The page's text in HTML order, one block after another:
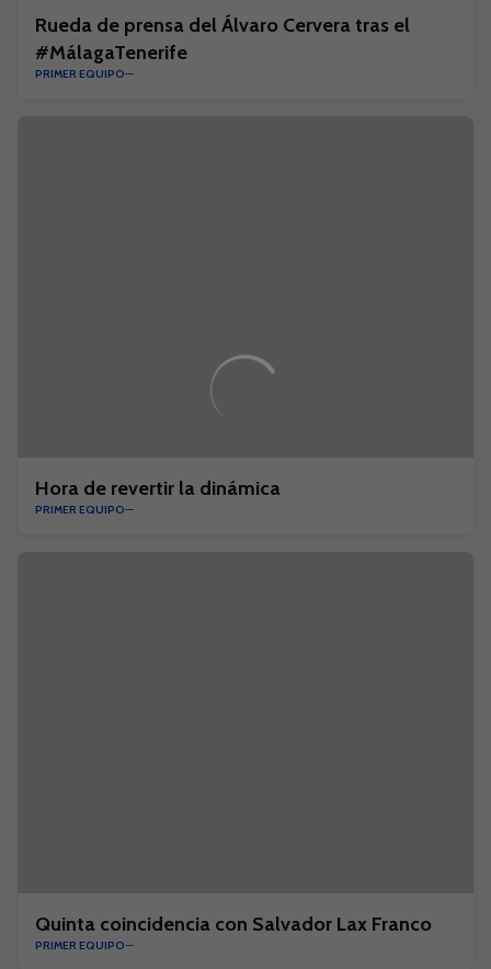
Rueda de prensa del Álvaro Cervera tras el
#MálagaTenerife
PRIMER EQUIPO
Hora de revertir la dinámica
PRIMER EQUIPO
Quinta coincidencia con Salvador Lax Franco
PRIMER EQUIPO